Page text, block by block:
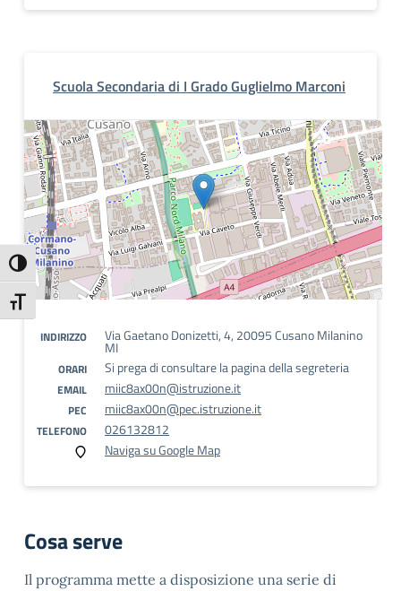
Attiva/disattiva alto contrasto
Attiva/disattiva dimensione testo
Scuola Secondaria di I Grado Guglielmo Marconi
INDIRIZZO Via Gaetano Donizetti, 4, 20095 Cusano Milanino
MI
ORARI Si prega di consultare la pagina della segreteria
EMAIL miic8ax00n@istruzione.it
PEC miic8ax00n@pec.istruzione.it
TELEFONO
026132812
Naviga su Google Map
Cosa serve
Il programma mette a disposizione una serie di